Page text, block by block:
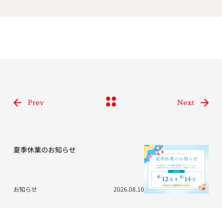
Prev Next
夏季休業のお知らせ
お知らせ 2026.08.10